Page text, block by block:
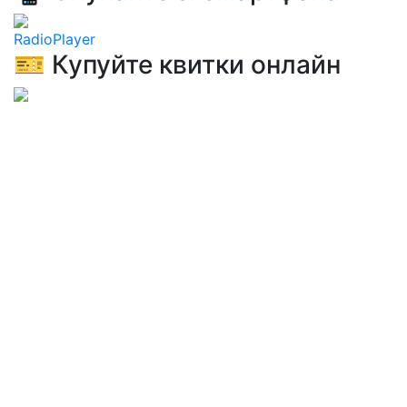
RadioPlayer
🎫 Купуйте квитки онлайн